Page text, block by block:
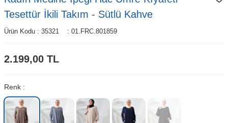
Tesettür İkili Takım - Sütlü Kahve
Ürün Kodu : 35321 : 01.FRC.801859
2.199,00 TL
Renk :